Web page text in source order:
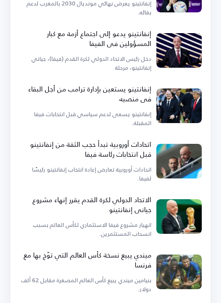
إنفانتينو يعرض نهائي مونديال 2030 بالمغرب لدعم
بقائه.
إنفانتينو يدعو إلى اجتماع أزمة مع كبار
المسؤولين في الفيفا
دخل رئيس الاتحاد الدولي لكرة القدم (فيفا)، جياني
إنفانتينو، مرحلة
إنفانتينو يستعين بإدارة ترامب من أجل البقاء
في منصبه
إنفانتينو يسعى لدعم سياسي قبل انتخابات فيفا
المقبلة.
اتحادات أوروبية تبدأ حجب الثقة من إنفانتينو
قبل انتخابات رئاسة فيفا
اتحادات أوروبية تعارض إعادة انتخاب إنفانتينو رئيسًا
لفيفا.
الاتحاد الدولي لكرة القدم يقرر إنهاء مشروع
جياني إنفانتينو
انهيار مشروع فيفا الاستثماري لكأس العالم بسبب
انسحاب المستثمرين.
ميندي يبيع نسخة كأس العالم التي توّج بها مع
فرنسا
بنيامين ميندي يبيع كأس العالم المصغرة مقابل 62 ألف
دولار.